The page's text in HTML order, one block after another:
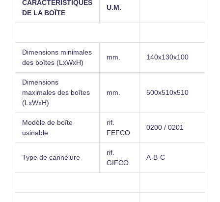
CARACTÉRISTIQUES
DE LA BOÎTE
U.M.
Dimensions minimales
des boîtes (LxWxH)
mm. 140x130x100
Dimensions
maximales des boîtes
(LxWxH)
mm. 500x510x510
Modèle de boîte
usinable
rif.
FEFCO
0200 / 0201
Type de cannelure
rif.
GIFCO
A-B-C